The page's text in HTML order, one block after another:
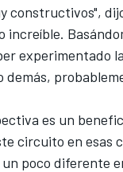
constructivos",
increíble.
experimentado
es un
circuito en esas
poco diferente